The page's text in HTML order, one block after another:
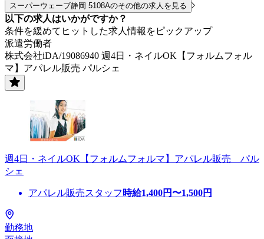
スーパーウェーブ静岡 5108Aのその他の求人を見る
以下の求人はいかがですか？
条件を緩めてヒットした求人情報をピックアップ
派遣労働者
株式会社iDA/19086940 週4日・ネイルOK【フォルムフォル
マ】アパレル販売 パルシェ
週4日・ネイルOK【フォルムフォルマ】アパレル販売 パル
シェ
アパレル販売スタッフ 時給1,400円〜1,500円
勤務地